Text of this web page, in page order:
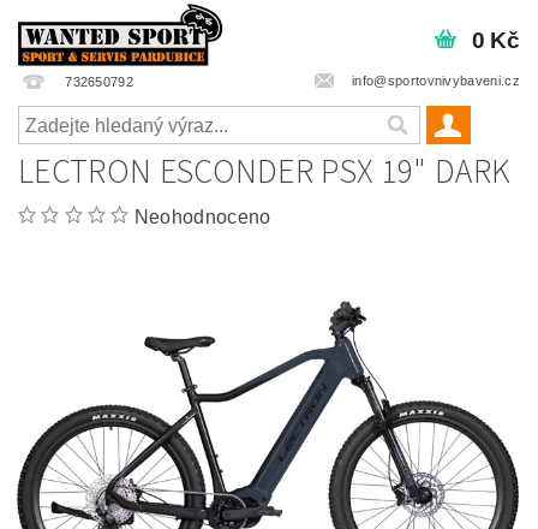
732650792 info@sportovnivybaveni.cz
0 Kč
LECTRON ESCONDER PSX 19" DARK
Neohodnoceno